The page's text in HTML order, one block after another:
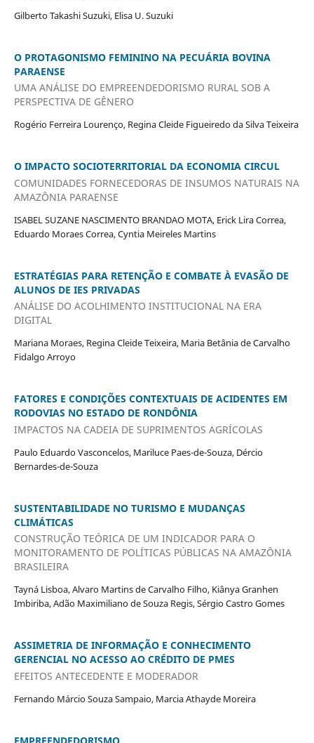
Gilberto Takashi Suzuki, Elisa U. Suzuki
O PROTAGONISMO FEMININO NA PECUÁRIA BOVINA
PARAENSE
UMA ANÁLISE DO EMPREENDEDORISMO RURAL SOB A
PERSPECTIVA DE GÊNERO
Rogério Ferreira Lourenço, Regina Cleide Figueiredo da Silva Teixeira
O IMPACTO SOCIOTERRITORIAL DA ECONOMIA CIRCUL
COMUNIDADES FORNECEDORAS DE INSUMOS NATURAIS NA
AMAZÔNIA PARAENSE
ISABEL SUZANE NASCIMENTO BRANDAO MOTA, Erick Lira Correa,
Eduardo Moraes Correa, Cyntia Meireles Martins
ESTRATÉGIAS PARA RETENÇÃO E COMBATE À EVASÃO DE
ALUNOS DE IES PRIVADAS
ANÁLISE DO ACOLHIMENTO INSTITUCIONAL NA ERA
DIGITAL
Mariana Moraes, Regina Cleide Teixeira, Maria Betânia de Carvalho
Fidalgo Arroyo
FATORES E CONDIÇÕES CONTEXTUAIS DE ACIDENTES EM
RODOVIAS NO ESTADO DE RONDÔNIA
IMPACTOS NA CADEIA DE SUPRIMENTOS AGRÍCOLAS
Paulo Eduardo Vasconcelos, Mariluce Paes-de-Souza, Dércio
Bernardes-de-Souza
SUSTENTABILIDADE NO TURISMO E MUDANÇAS
CLIMÁTICAS
CONSTRUÇÃO TEÓRICA DE UM INDICADOR PARA O
MONITORAMENTO DE POLÍTICAS PÚBLICAS NA AMAZÔNIA
BRASILEIRA
Tayná Lisboa, Alvaro Martins de Carvalho Filho, Kiânya Granhen
Imbiriba, Adão Maximiliano de Souza Regis, Sérgio Castro Gomes
ASSIMETRIA DE INFORMAÇÃO E CONHECIMENTO
GERENCIAL NO ACESSO AO CRÉDITO DE PMES
EFEITOS ANTECEDENTE E MODERADOR
Fernando Márcio Souza Sampaio, Marcia Athayde Moreira